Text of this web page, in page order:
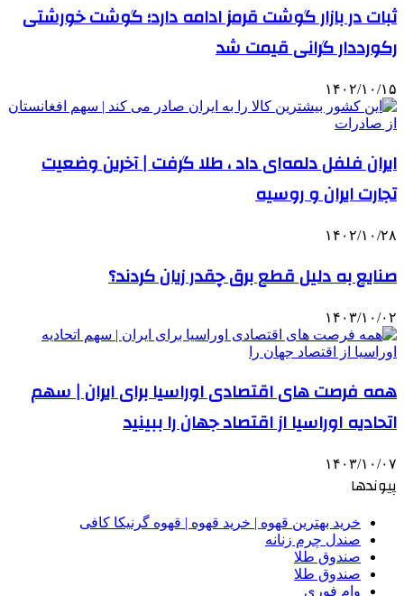
ثبات در بازار گوشت قرمز ادامه دارد؛ گوشت خورشتی
رکورددار گرانی قیمت شد
۱۴۰۲/۱۰/۱۵
ایران فلفل دلمه‌ای داد ، طلا گرفت | آخرین وضعیت
تجارت ایران و روسیه
۱۴۰۲/۱۰/۲۸
صنایع به دلیل قطع برق چقدر زیان کردند؟
۱۴۰۳/۱۰/۰۲
همه فرصت‌ های اقتصادی اوراسیا برای ایران | سهم
اتحادیه اوراسیا از اقتصاد جهان را ببینید
۱۴۰۳/۱۰/۰۷
پیوندها
خرید بهترین قهوه | خرید قهوه | قهوه گرنیکا کافی
صندل چرم زنانه
صندوق طلا
صندوق طلا
وام فوری